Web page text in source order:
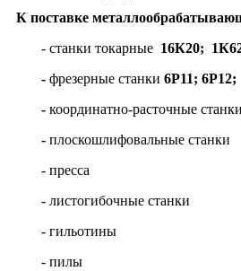
К поставке
- станки токарные 16К20;
- фрезерные станки 6Р11;
- координатно-расточные станки
- плоскошлифовальные станки
- пресса
- листогибочные станки
- гильотины
- пилы